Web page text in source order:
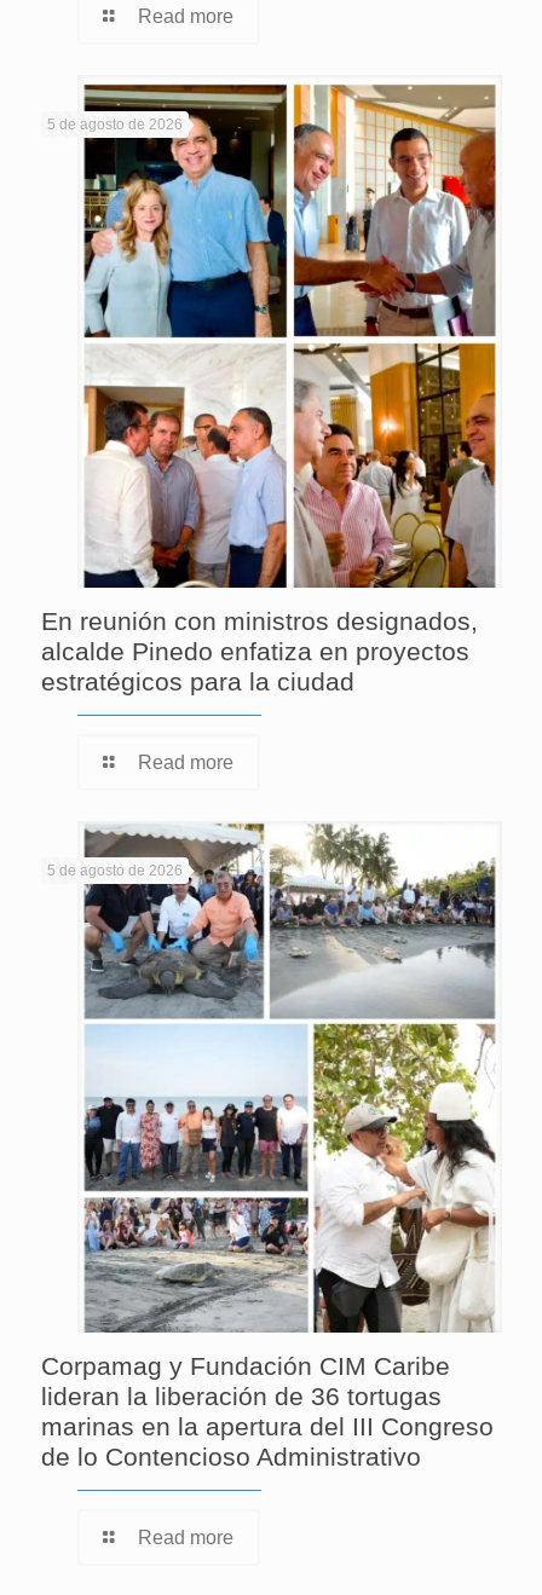
Read more
5 de agosto de 2026
En reunión con ministros designados,
alcalde Pinedo enfatiza en proyectos
estratégicos para la ciudad
Read more
5 de agosto de 2026
Corpamag y Fundación CIM Caribe
lideran la liberación de 36 tortugas
marinas en la apertura del III Congreso
de lo Contencioso Administrativo
Read more